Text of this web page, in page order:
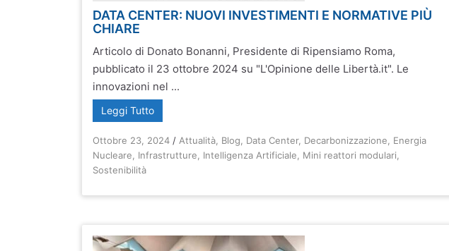
DATA CENTER: NUOVI INVESTIMENTI E NORMATIVE PIÙ
CHIARE
Articolo di Donato Bonanni, Presidente di Ripensiamo Roma,
pubblicato il 23 ottobre 2024 su "L'Opinione delle Libertà.it". Le
innovazioni nel ...
Leggi Tutto
Ottobre 23, 2024 / Attualità Blog Data Center, Decarbonizzazione
Energia
Nucleare
Infrastrutture Intelligenza Artificiale Mini reattori modulari
Sostenibilità